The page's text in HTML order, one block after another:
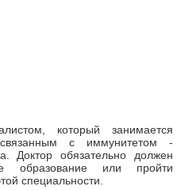
который занимается
с иммунитетом -
Доктор
обязательно должен
образование или пройти
специальности.